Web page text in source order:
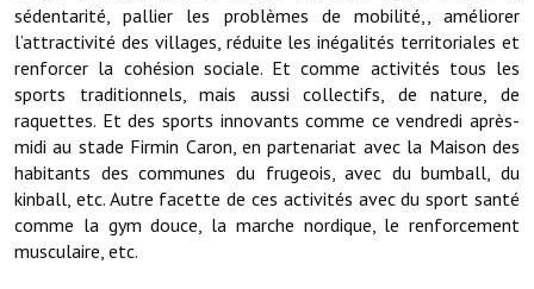
VOTRE MAIRIE
Elus et agents
L'équipe municipale
Le personnel municipal
Les moyens financiers
sédentarité, pallier les problèmes de mobilité,, améliorer
l’attractivité des villages, réduite les inégalités territoriales et
renforcer la cohésion sociale. Et comme activités tous les
sports traditionnels, mais aussi collectifs, de nature, de
raquettes. Et des sports innovants comme ce vendredi après-
midi au stade Firmin Caron, en partenariat avec la Maison des
habitants des communes du frugeois, avec du bumball, du
kinball, etc. Autre facette de ces activités avec du sport santé
comme la gym douce, la marche nordique, le renforcement
musculaire, etc.